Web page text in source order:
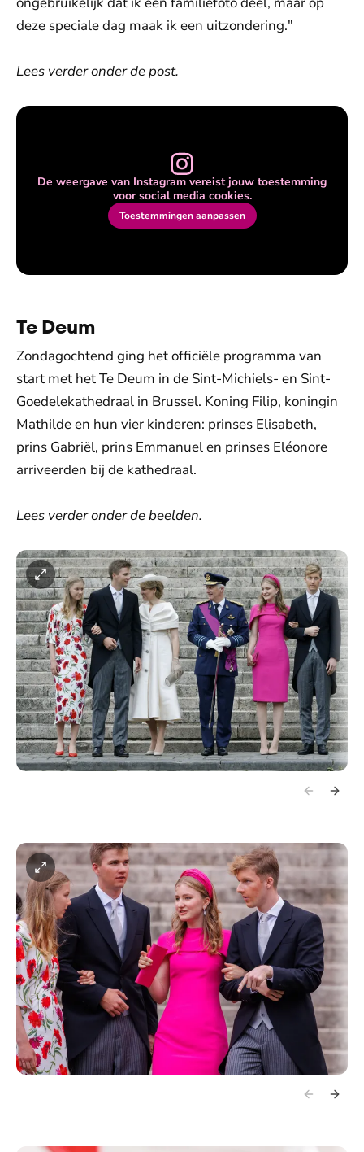
deze speciale dag maak ik een uitzondering."
Lees verder onder de post.
De weergave van Instagram vereist jouw toestemming
voor social media cookies.
Toestemmingen aanpassen
Te Deum
Zondagochtend ging het officiële programma van
start met het Te Deum in de Sint-Michiels- en Sint-
Goedelekathedraal in Brussel. Koning Filip, koningin
Mathilde en hun vier kinderen: prinses Elisabeth,
prins Gabriël, prins Emmanuel en prinses Eléonore
arriveerden bij de kathedraal.
Lees verder onder de beelden.